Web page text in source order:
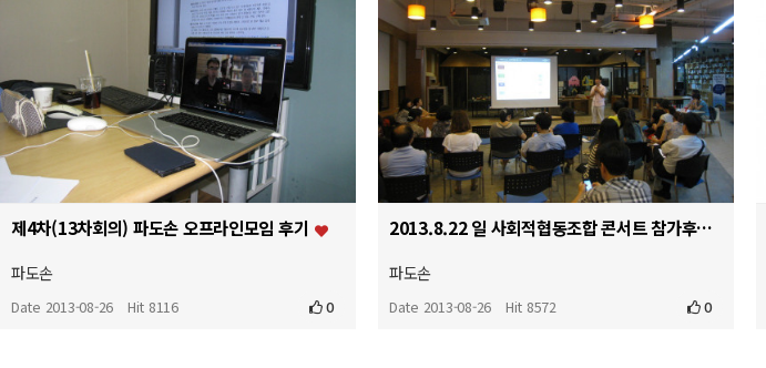
제4차(13차회의) 파도손 오프라인모임 후기
파도손
Date 2013-08-26 Hit 8116 0
2013.8.22 일 사회적협동조합 콘서트 참가후기
파도손
Date 2013-08-26 Hit 8572 0